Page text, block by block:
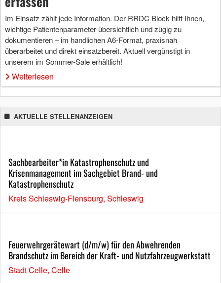
Im Einsatz zählt jede Information. Der RRDC Block hilft Ihnen,
wichtige Patientenparameter übersichtlich und zügig zu
dokumentieren – im handlichen A6-Format, praxisnah
überarbeitet und direkt einsatzbereit. Aktuell vergünstigt in
unserem im Sommer-Sale erhältlich!
Weiterlesen
AKTUELLE STELLENANZEIGEN
Sachbearbeiter*in Katastrophenschutz und
Krisenmanagement im Sachgebiet Brand- und
Katastrophenschutz
Kreis Schleswig-Flensburg, Schleswig
Feuerwehrgerätewart (d/m/w) für den Abwehrenden
Brandschutz im Bereich der Kraft- und Nutzfahrzeugwerkstatt
Stadt Celle, Celle